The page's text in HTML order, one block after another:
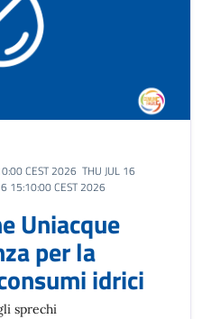
CEST 2026 THU JUL 16
15:10:00 CEST 2026
Uniacque
per la
idrici
sprechi